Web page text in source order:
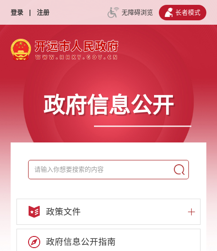
登录 | 注册 无障碍浏览 长者模式
政府信息公开
政策文件
政府信息公开指南